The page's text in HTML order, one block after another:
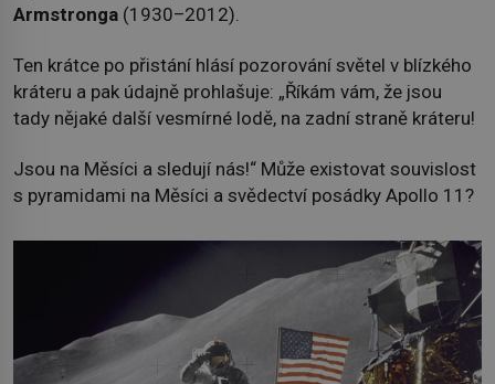
Armstronga (1930–2012).
Ten krátce po přistání hlásí pozorování světel v blízkého
kráteru a pak údajně prohlašuje: „Říkám vám, že jsou
tady nějaké další vesmírné lodě, na zadní straně kráteru!
Jsou na Měsíci a sledují nás!“ Může existovat souvislost
s pyramidami na Měsíci a svědectví posádky Apollo 11?